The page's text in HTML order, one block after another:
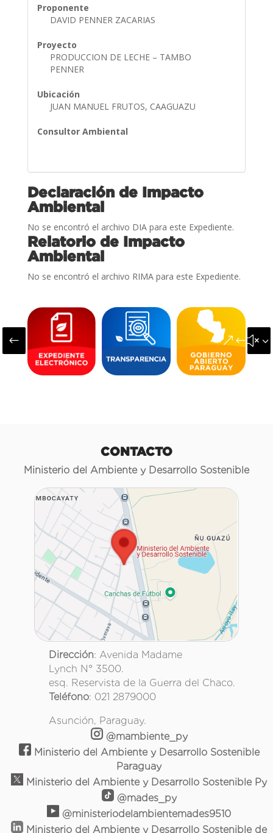
Proponente
DAVID PENNER ZACARIAS
Proyecto
PRODUCCION DE LECHE – TAMBO
PENNER
Ubicación
JUAN MANUEL FRUTOS, CAAGUAZU
Consultor Ambiental
Declaración de Impacto
Ambiental
No se encontró el archivo DIA para este Expediente.
Relatorio de Impacto
Ambiental
No se encontró el archivo RIMA para este Expediente.
#
CONTACTO
Ministerio del Ambiente y Desarrollo Sostenible
Dirección: Avenida Madame
Lynch N° 3500.
esq. Reservista de la Guerra del Chaco.
Teléfono: 021 2879000
Asunción, Paraguay.
@mambiente_py
Ministerio del Ambiente y Desarrollo Sostenible
Paraguay
Ministerio del Ambiente y Desarrollo Sostenible Py
@mades_py
@ministeriodelambientemades9510
Ministerio del Ambiente y Desarrollo Sostenible de